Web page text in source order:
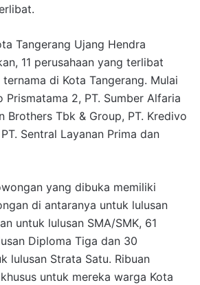
Tangerang Ujang Hendra
11 perusahaan yang terlibat
di Kota Tangerang. Mulai
Prismatama 2, PT. Sumber Alfaria
Brothers Tbk & Group, PT. Kredivo
Sentral Layanan Prima dan
yang dibuka memiliki
di antaranya untuk lulusan
untuk lulusan SMA/SMK, 61
Diploma Tiga dan 30
lulusan Strata Satu. Ribuan
untuk mereka warga Kota